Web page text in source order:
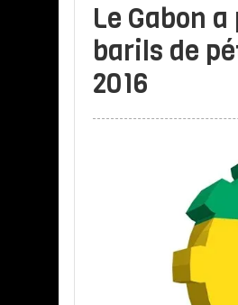
Le Gabon
barils de
2016